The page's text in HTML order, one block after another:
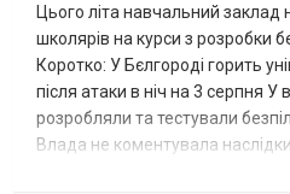
Цього літа навчальний заклад
школярів на курси з розробки
Коротко: У Бєлгороді горить
після атаки в ніч на 3 серпня У
розробляли та тестували
Влада не коментувала